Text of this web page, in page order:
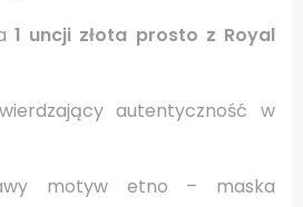
1 uncji złota prosto z Royal
autentyczność w
motyw etno – maska